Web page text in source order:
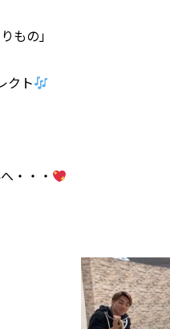
もの」
クト
・・・